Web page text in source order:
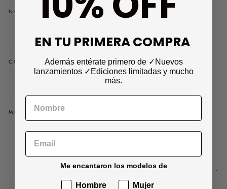
NOMBRE
CORREO ELECTRÓNICO
MENSAJE
EN TU PRIMERA COMPRA
Además entérate primero de ✓Nuevos
lanzamientos ✓Ediciones limitadas y mucho
más.
Me encantaron los modelos de
Hombre Mujer